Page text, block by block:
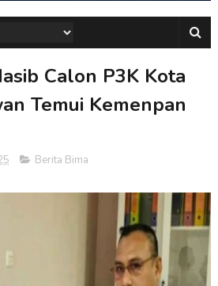
Calon P3K Kota
Temui Kemenpan
Berita Bima